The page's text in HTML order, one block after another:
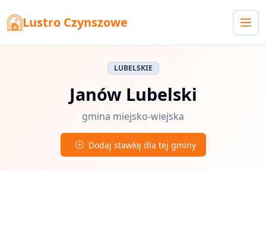
Lustro Czynszowe
LUBELSKIE
Janów Lubelski
gmina miejsko-wiejska
Dodaj stawkę dla tej gminy